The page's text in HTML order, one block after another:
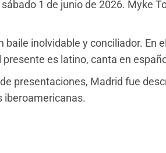
1 de junio de 2026. Myke
inolvidable y conciliador. En
es latino, canta en
presentaciones, Madrid fue
iberoamericanas.